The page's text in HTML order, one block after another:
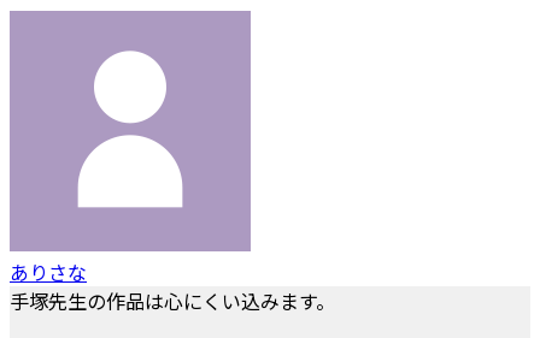
ありさな
手塚先生の作品は心にくい込みます。